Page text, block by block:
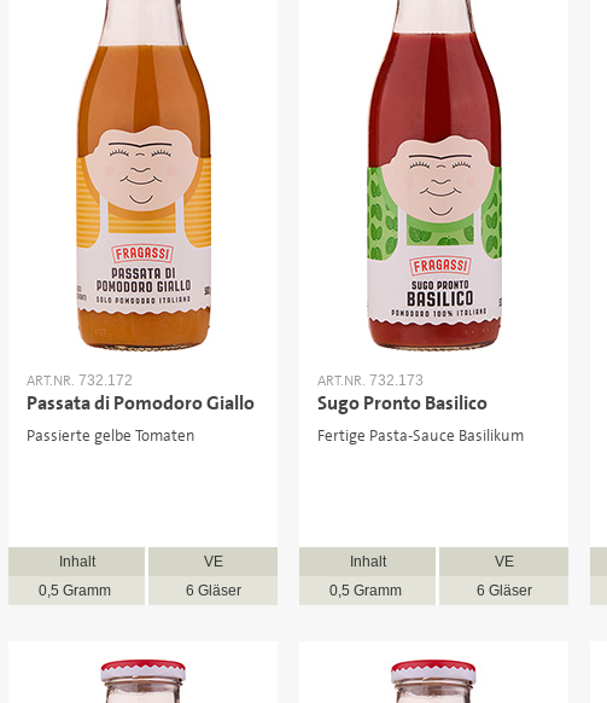
ART.NR. 732.172
Passata di Pomodoro Giallo
Passierte gelbe Tomaten
Inhalt
VE
0,5 Gramm
6 Gläser
ART.NR. 732.173
Sugo Pronto Basilico
Fertige Pasta-Sauce Basilikum
Inhalt
VE
0,5 Gramm
6 Gläser